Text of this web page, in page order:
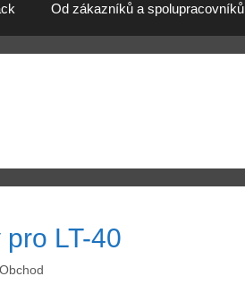
Od zákazníků a spolupracovníků
LT-40